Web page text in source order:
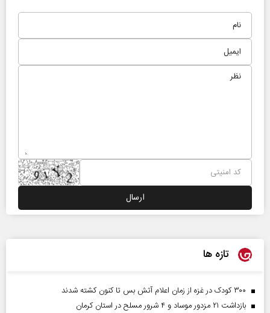
تازه ها
۳۰۰ کودک در غزه از زمان اعلام آتش بس تا کنون کشته شدند
بازداشت ۲۱ مزدور موساد و ۴ شرور مسلح در استان کرمان